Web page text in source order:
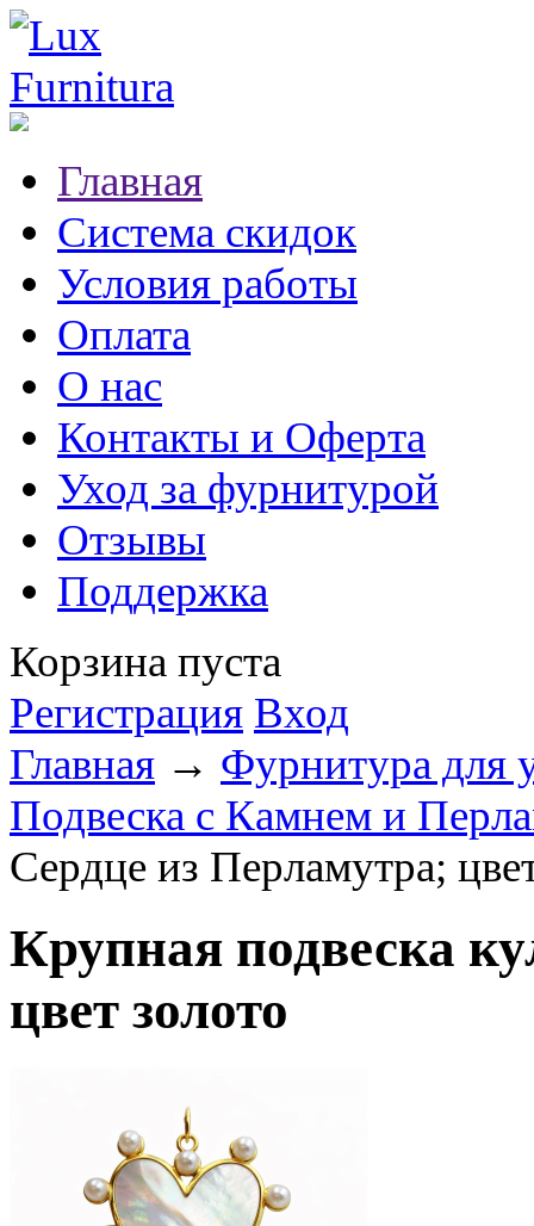
Главная
Система скидок
Условия работы
Оплата
О нас
Контакты и Оферта
Уход за фурнитурой
Отзывы
Поддержка
Корзина пуста
Регистрация Вход
Главная → Фурнитура для
Подвеска с Камнем и
Сердце из Перламутра;
Крупная подвеска
цвет золото